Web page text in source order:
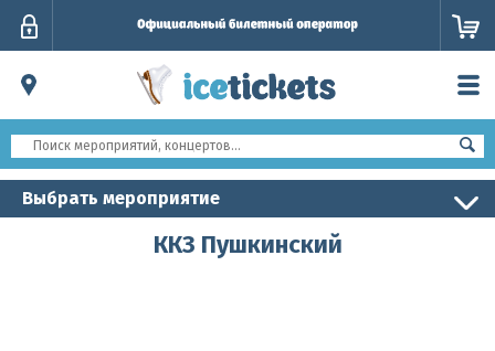
Выбрать мероприятие
ККЗ Пушкинский